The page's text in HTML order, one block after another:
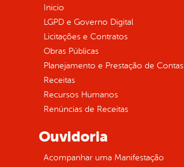
Inicio
LGPD e Governo Digital
Licitações e Contratos
Obras Públicas
Planejamento e Prestação de Contas
Receitas
Recursos Humanos
Renúncias de Receitas
Ouvidoria
Acompanhar uma Manifestação